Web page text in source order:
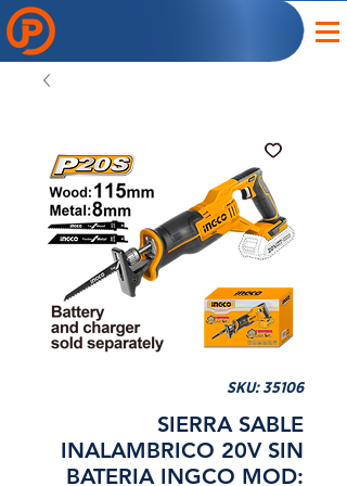
SKU: 35106
SIERRA SABLE
INALAMBRICO 20V SIN
BATERIA INGCO MOD: